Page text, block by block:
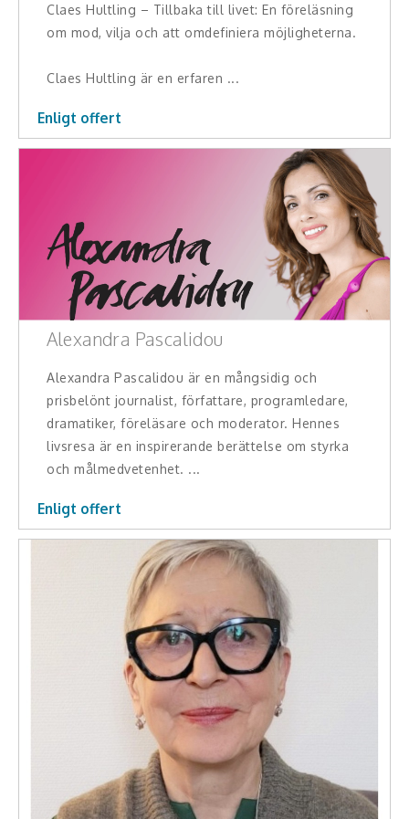
Claes Hultling – Tillbaka till livet: En föreläsning
om mod, vilja och att omdefiniera möjligheterna.
Claes Hultling är en erfaren ...
Enligt offert
Alexandra Pascalidou
Alexandra Pascalidou är en mångsidig och
prisbelönt journalist, författare, programledare,
dramatiker, föreläsare och moderator. Hennes
livsresa är en inspirerande berättelse om styrka
och målmedvetenhet. ...
Enligt offert